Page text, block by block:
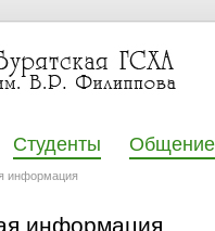
Студенты Общение
информация
информация